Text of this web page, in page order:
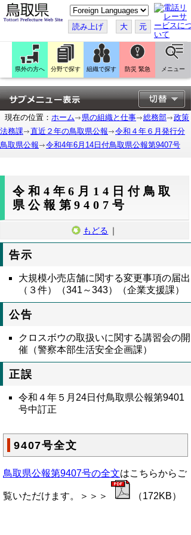
こ
の
ペ
ー
ジ
翻
訳
す
る
読み上げ 大 元
県外の方へ 分野で探す 組織で探す 防災 緊急 メニュー
現在の位置： ホーム 県の組織と仕事 総務部
政策
法務課
直近２年の鳥取県公報
令和４年６月発行分
鳥取県公報
令和4年6月14日付鳥取県公報第9407号
令和4年6月14日付鳥取
県公報第9407号
もどる ｜
告示
大規模小売店舗に関する変更事項の届出
（３件）（341～343）（企業支援課）
公告
クロスボウの取扱いに関する講習会の開
催（警察本部生活安全企画課）
正誤
令和４年５月24日付鳥取県公報第9401
号中訂正
9407号全文
鳥取県公報第9407号の全文はこちらからご
覧いただけます。＞＞＞ （172KB）